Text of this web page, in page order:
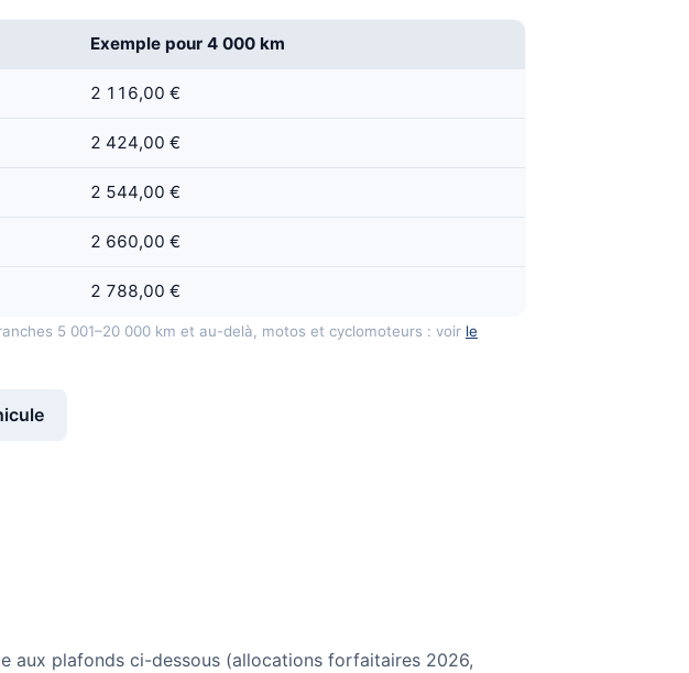
Exemple pour 4 000 km
2 116,00 €
2 424,00 €
2 544,00 €
2 660,00 €
2 788,00 €
5 001–20 000 km et au-delà, motos et cyclomoteurs : voir le
aux plafonds ci-dessous (allocations forfaitaires 2026,